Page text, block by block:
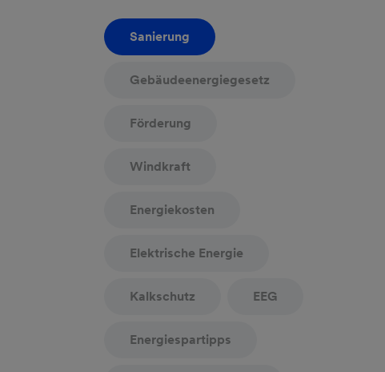
Sanierung
Gebäudeenergiegesetz
Förderung
Windkraft
Energiekosten
Elektrische Energie
Kalkschutz EEG
Energiespartipps